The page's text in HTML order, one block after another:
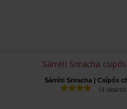
Sárréti Sriracha | Csípős
(4